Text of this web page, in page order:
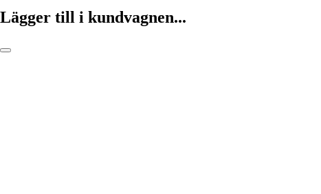
Lägger till i kundvagnen...